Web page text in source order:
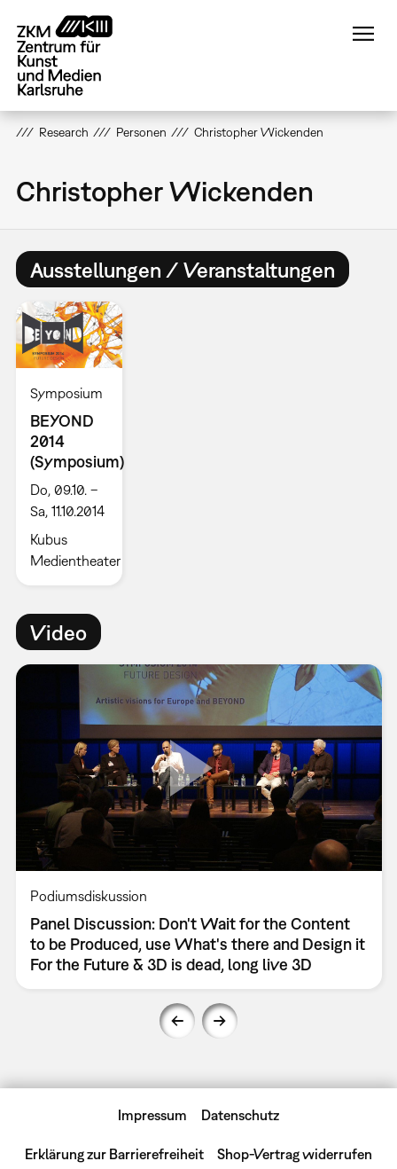
zum
Inhalt
Research Personen Christopher Wickenden
Christopher Wickenden
Ausstellungen / Veranstaltungen
Symposium
BEYOND
2014
(Symposium)
Do, 09.10. –
Sa, 11.10.2014
Kubus
Medientheater
Video
Podiumsdiskussion
Panel Discussion: Don't Wait for the Content
to be Produced, use What's there and Design it
For the Future & 3D is dead, long live 3D
Impressum Datenschutz
Erklärung zur Barrierefreiheit Shop-Vertrag widerrufen